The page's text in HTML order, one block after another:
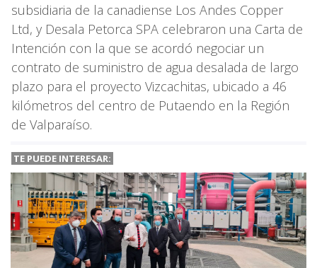
subsidiaria de la canadiense Los Andes Copper
Ltd, y Desala Petorca SPA celebraron una Carta de
Intención con la que se acordó negociar un
contrato de suministro de agua desalada de largo
plazo para el proyecto Vizcachitas, ubicado a 46
kilómetros del centro de Putaendo en la Región
de Valparaíso.
TE PUEDE INTERESAR: